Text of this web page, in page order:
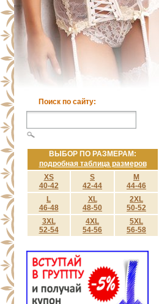
Поиск по сайту:
ВЫБОР ПО РАЗМЕРАМ:
подробная таблица размеров
XS
40-42
S
42-44
M
44-46
L
46-48
XL
48-50
2XL
50-52
3XL
52-54
4XL
54-56
5XL
56-58